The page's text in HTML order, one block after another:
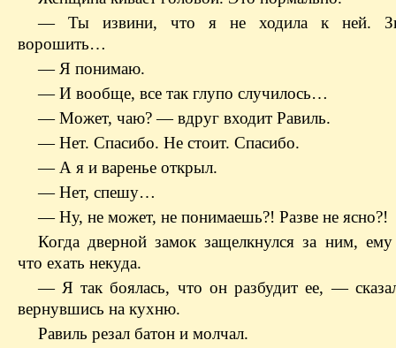
— Ты извини, что я не ходила к ней.
ворошить…
— Я понимаю.
— И вообще, все так глупо случилось…
— Может, чаю? — вдруг входит Равиль.
— Нет. Спасибо. Не стоит. Спасибо.
— А я и варенье открыл.
— Нет, спешу…
— Ну, не может, не понимаешь?! Разве не ясно?!
Когда дверной замок защелкнулся за ним, ему
что ехать некуда.
— Я так боялась, что он разбудит ее, —
вернувшись на кухню.
Равиль резал батон и молчал.